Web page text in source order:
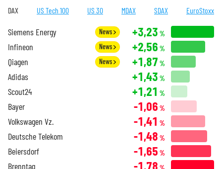
DAX US Tech 100 US 30 MDAX SDAX EuroStoxx
Siemens Energy News +3,23 %
Infineon News +2,56 %
Qiagen News +1,87 %
Adidas +1,43 %
Scout24 +1,21 %
Bayer -1,06 %
Volkswagen Vz. -1,41 %
Deutsche Telekom -1,48 %
Beiersdorf -1,65 %
Brenntag -1,78